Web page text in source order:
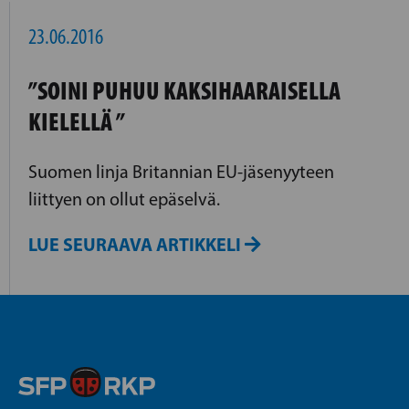
23.06.2016
”SOINI PUHUU KAKSIHAARAISELLA
KIELELLÄ ”
Suomen linja Britannian EU-jäsenyyteen
liittyen on ollut epäselvä.
LUE SEURAAVA ARTIKKELI